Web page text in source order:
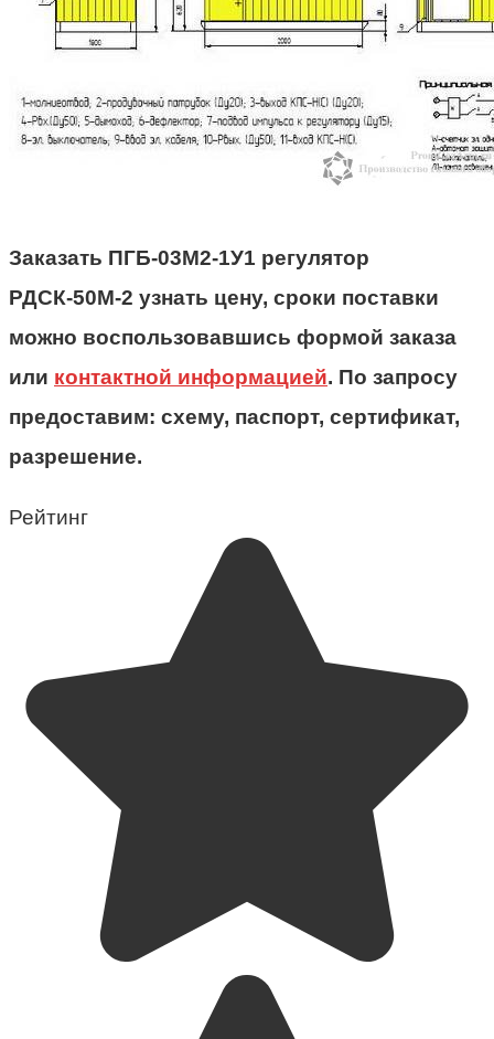
Заказать ПГБ-03М2-1У1 регулятор
РДСК-50М-2 узнать цену, сроки поставки
можно воспользовавшись формой заказа
или контактной информацией. По запросу
предоставим: схему, паспорт, сертификат,
разрешение.
Рейтинг